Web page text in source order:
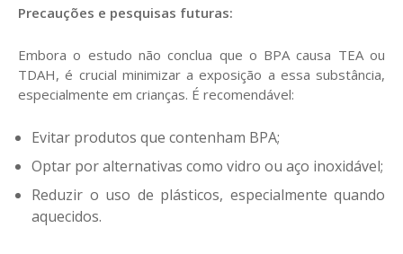
Precauções e pesquisas futuras:
Embora o estudo não conclua que o BPA causa TEA ou
TDAH, é crucial minimizar a exposição a essa substância,
especialmente em crianças. É recomendável:
Evitar produtos que contenham BPA;
Optar por alternativas como vidro ou aço inoxidável;
Reduzir o uso de plásticos, especialmente quando
aquecidos.